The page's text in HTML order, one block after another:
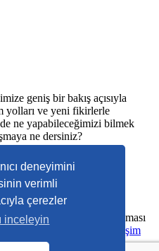
deneyimini
verimli
çerezler
inceleyin
geniş bir bakış açısıyla
yolları ve yeni fikirlerle
ne yapabileceğimizi bilmek
ne dersiniz?
kopyalanması, çoğaltılması
işletilecektir.
Dodo Bilişim